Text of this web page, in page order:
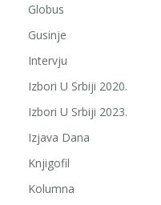
Globus
Gusinje
Intervju
Izbori U Srbiji 2020.
Izbori U Srbiji 2023.
Izjava Dana
Knjigofil
Kolumna